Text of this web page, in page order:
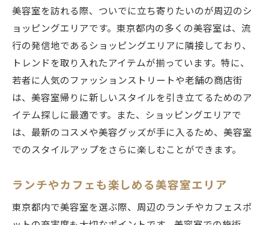
美容室を訪れる際、ついでに立ち寄りたいのが周辺のシ
ョッピングエリアです。東京都内の多くの美容室は、流
行の発信地であるショッピングエリアに隣接しており、
トレンドを取り入れたアイテムが揃っています。特に、
若者に人気のファッションストリートや老舗の商店街
は、美容室帰りに新しいスタイルを引き立てるためのア
イテム探しに最適です。また、ショッピングエリアで
は、最新のコスメや美容グッズが手に入るため、美容室
でのスタイルアップをさらに楽しむことができます。
ランチやカフェも楽しめる美容室エリア
東京都内で美容室を選ぶ際、周辺のランチやカフェスポ